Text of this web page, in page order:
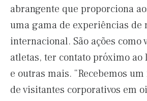
abrangente que proporciona
uma gama de experiências de
internacional. São ações como
atletas, ter contato próximo ao
e outras mais. “Recebemos
de visitantes corporativos em